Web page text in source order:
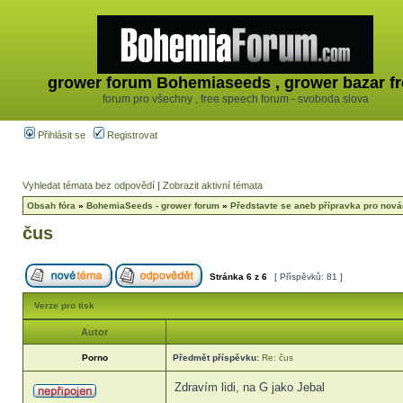
grower forum Bohemiaseeds , grower bazar
forum pro všechny , free speech forum - svoboda slova
Přihlásit se Registrovat
Vyhledat témata bez odpovědí | Zobrazit aktivní témata
Obsah fóra » BohemiaSeeds - grower forum » Představte se aneb přípravka pro
čus
Stránka 6 z 6 [ Příspěvků: 81 ]
Verze pro tisk
Autor
Porno Předmět příspěvku: Re: čus
Zdravím lidi, na G jako Jebal